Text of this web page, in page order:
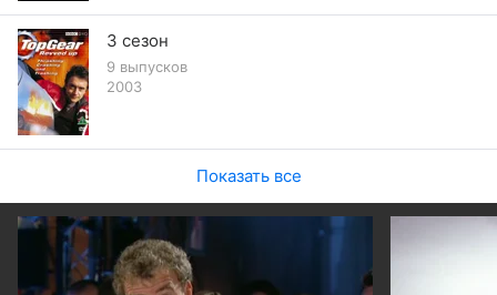
3 сезон
9 выпусков
2003
Показать все